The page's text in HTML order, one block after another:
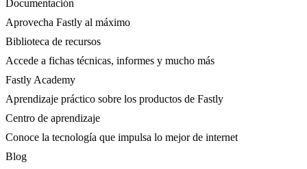
Documentación
Aprovecha Fastly al máximo
Biblioteca de recursos
Accede a fichas técnicas, informes y mucho más
Fastly Academy
Aprendizaje práctico sobre los productos de Fastly
Centro de aprendizaje
Conoce la tecnología que impulsa lo mejor de internet
Blog